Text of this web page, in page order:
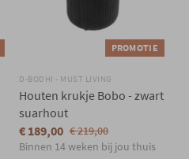
PROMOTIE
D-BODHI - MUST LIVING
Houten krukje Bobo - zwart
suarhout
€ 189,00 € 219,00
Binnen 14 weken bij jou thuis